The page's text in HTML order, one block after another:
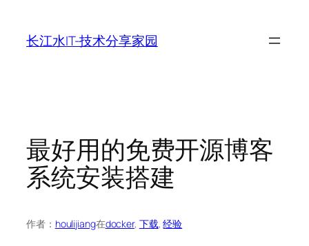
长江水IT-技术分享家园
最好用的免费开源博客
系统安装搭建
作者： houlijiang在docker, 下载, 经验